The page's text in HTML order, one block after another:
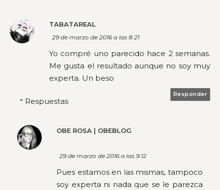
TABATAREAL
29 de marzo de 2016 a las 8:21
Yo compré uno parecido hace 2 semanas.
Me gusta el resultado aunque no soy muy
experta. Un beso
Responder
Respuestas
OBE ROSA | OBEBLOG
29 de marzo de 2016 a las 9:12
Pues estamos en las mismas, tampoco
soy experta ni nada que se le parezca